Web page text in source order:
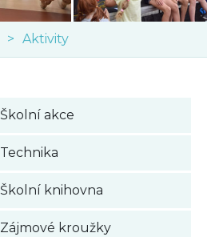
Aktivity
Školní akce
Technika
Školní knihovna
Zájmové kroužky